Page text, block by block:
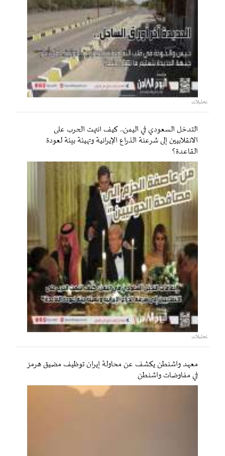
تحليلات
التدخل السعودي في اليمن.. كيف انتهت الحرب على
الانقلابيين إلى شرعنة الذراع الإيرانية وتهيئة بيئة لعودة
القاعدة؟
تحليلات
معهد واشنطن يكشف عن محاولة إيران توظيف مضيق هرمز
في مفاوضات واشنطن